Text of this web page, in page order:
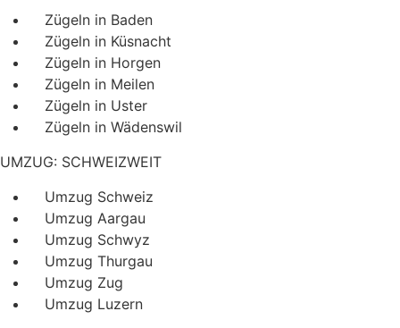
Zügeln in Baden
Zügeln in Küsnacht
Zügeln in Horgen
Zügeln in Meilen
Zügeln in Uster
Zügeln in Wädenswil
UMZUG: SCHWEIZWEIT
Umzug Schweiz
Umzug Aargau
Umzug Schwyz
Umzug Thurgau
Umzug Zug
Umzug Luzern